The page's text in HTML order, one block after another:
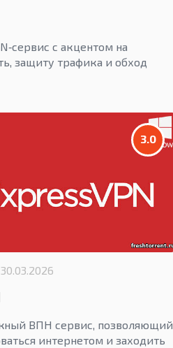
с акцентом на
защиту трафика и обход
3.0
30.03.2026
ВПН сервис, позволяющий
интернетом и заходить